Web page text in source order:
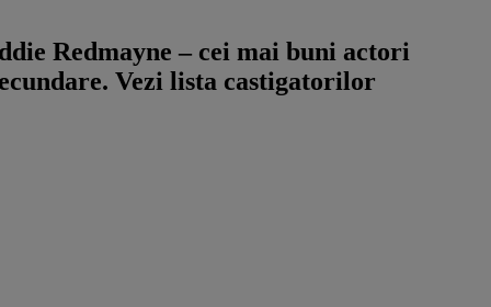
Redmayne – cei mai buni actori
Vezi lista castigatorilor